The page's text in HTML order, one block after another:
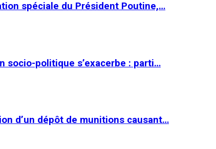
spéciale du Président Poutine,…
socio-politique s’exacerbe : parti…
d’un dépôt de munitions causant…